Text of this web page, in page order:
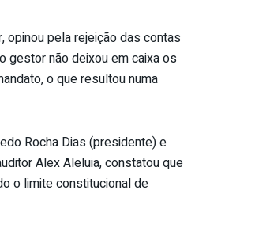
opinou pela rejeição das contas
gestor não deixou em caixa os
o que resultou numa
Rocha Dias (presidente) e
Alex Aleluia, constatou que
o limite constitucional de